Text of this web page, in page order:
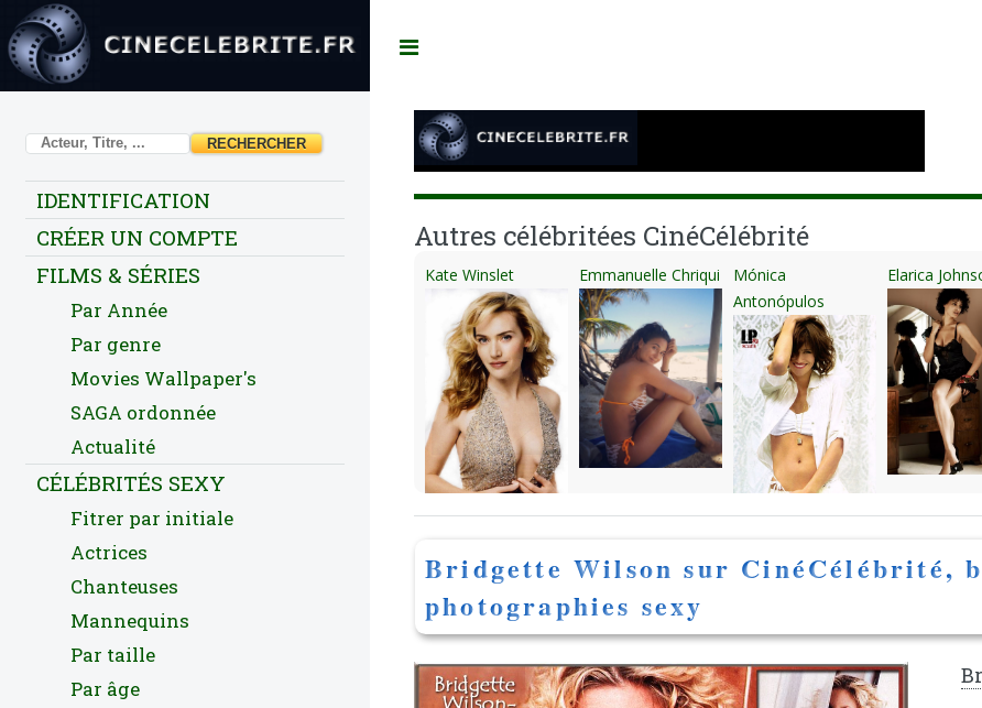
Autres célébritées CinéCélébrité
Kate Winslet Emmanuelle Chriqui
Mónica
Antonópulos
Elarica
Bridgette Wilson sur CinéCélébrité,
photographies sexy
IDENTIFICATION
CRÉER UN COMPTE
FILMS & SÉRIES
Par Année
Par genre
Movies Wallpaper's
SAGA ordonnée
Actualité
CÉLÉBRITÉS SEXY
Fitrer par initiale
Actrices
Chanteuses
Mannequins
Par taille
Par âge